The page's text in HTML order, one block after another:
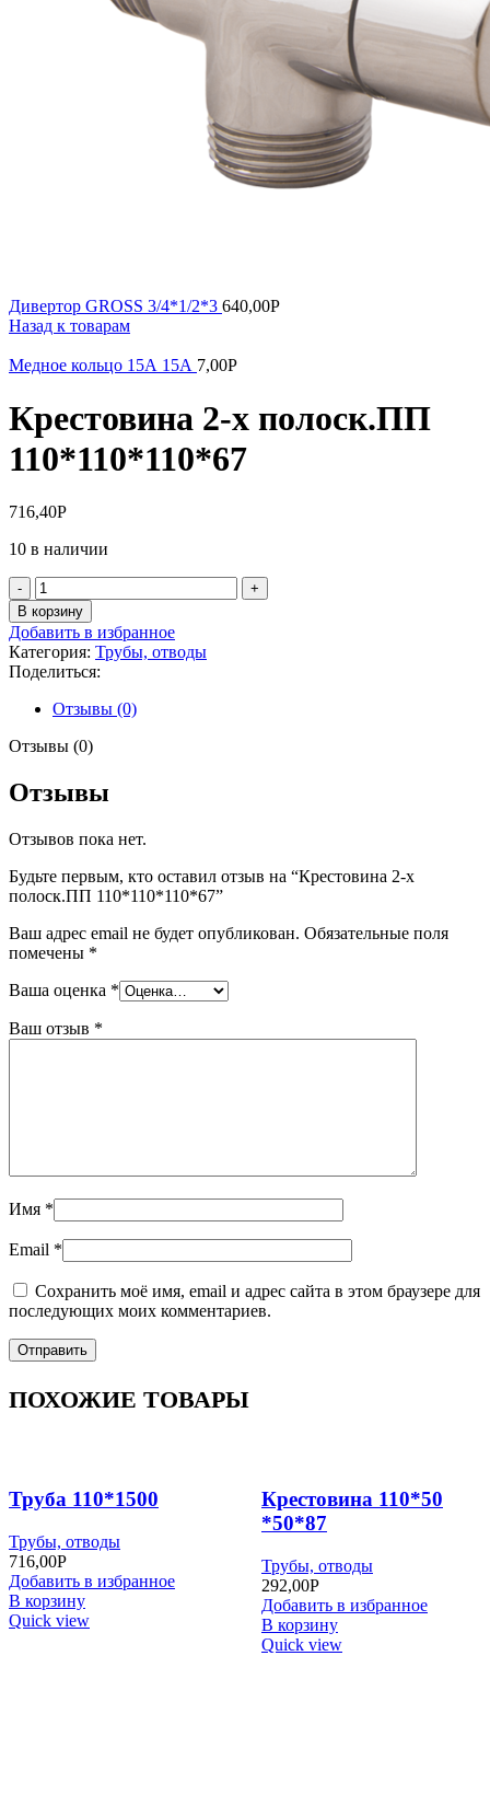
Дивертор GROSS 3/4*1/2*3 640,00Р
Назад к товарам
Медное кольцо 15А 15А 7,00Р
Крестовина 2-х полоск.ПП
110*110*110*67
716,40Р
10 в наличии
Количество
товара
Крестовина
2-
х
полоск.ПП
110*110*110*67
В корзину
Добавить в избранное
Категория: Трубы, отводы
Поделиться:
Отзывы (0)
Отзывы (0)
Отзывы
Отзывов пока нет.
Будьте первым, кто оставил отзыв на “Крестовина 2-х
полоск.ПП 110*110*110*67”
Ваш адрес email не будет опубликован. Обязательные поля
помечены *
Ваша оценка *
Ваш отзыв *
Имя *
Email *
Сохранить моё имя, email и адрес сайта в этом браузере для
последующих моих комментариев.
ПОХОЖИЕ ТОВАРЫ
Труба 110*1500
Трубы, отводы
716,00Р
Добавить в избранное
В корзину
Quick view
Крестовина 110*50
*50*87
Трубы, отводы
292,00Р
Добавить в избранное
В корзину
Quick view